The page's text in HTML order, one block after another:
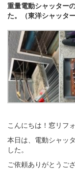
重量電動シャッター
た。（東洋シャッタ
こんにちは！窓リフ
本日は、電動シャッ
した。
ご依頼ありがとうご